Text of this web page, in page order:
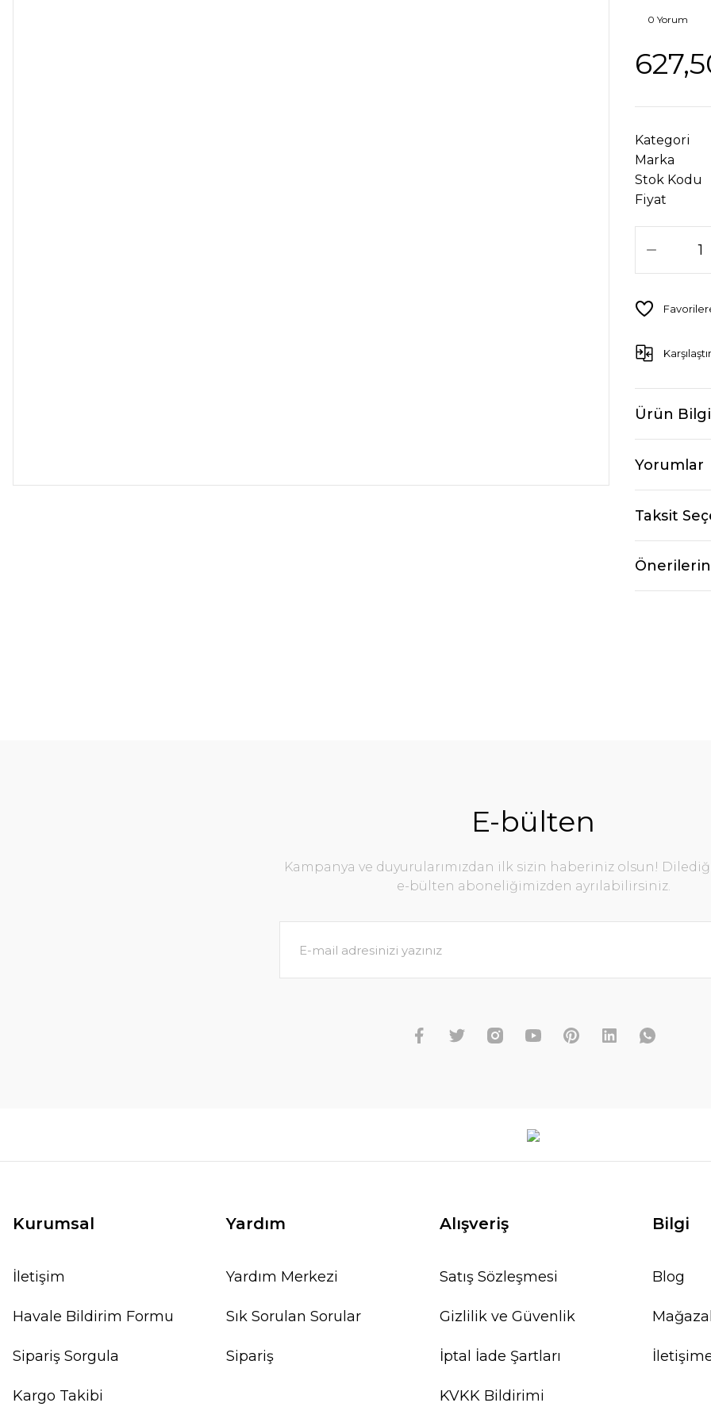
0 Yorum
Kategori
Marka
Stok Kodu
Fiyat
Karşılaştır
Ürün
Yorumlar
Taksit
E-bülten
Kampanya ve duyurularımızdan ilk sizin haberiniz olsun!
e-bülten aboneliğimizden ayrılabilirsiniz.
Kurumsal
İletişim
Havale Bildirim Formu
Sipariş Sorgula
Kargo Takibi
Yardım
Yardım Merkezi
Sık Sorulan Sorular
Sipariş
Alışveriş
Satış Sözleşmesi
Gizlilik ve Güvenlik
İptal İade Şartları
KVKK Bildirimi
Bilgi
Blog